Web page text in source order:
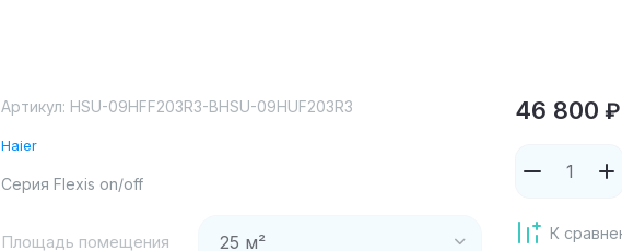
Артикул: HSU-09HFF203R3-BHSU-09HUF203R3
Haier
Серия Flexis on/off
Площадь помещения
46 800 ₽
К